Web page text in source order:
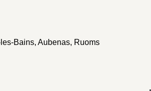
Bains, Aubenas, Ruoms